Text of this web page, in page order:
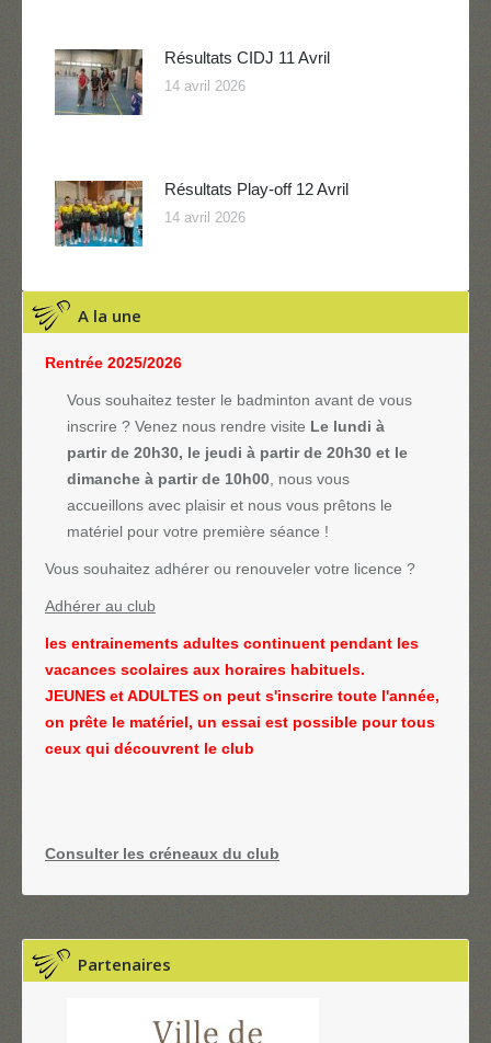
Résultats CIDJ 11 Avril
14 avril 2026
Résultats Play-off 12 Avril
14 avril 2026
A la une
Rentrée 2025/2026
Vous souhaitez tester le badminton avant de vous
inscrire ? Venez nous rendre visite Le lundi à
partir de 20h30, le jeudi à partir de 20h30 et le
dimanche à partir de 10h00 , nous vous
accueillons avec plaisir et nous vous prêtons le
matériel pour votre première séance !
Vous souhaitez adhérer ou renouveler votre licence ?
Adhérer au club
les entrainements adultes continuent pendant les
vacances scolaires aux horaires habituels.
JEUNES et ADULTES on peut s'inscrire toute l'année,
on prête le matériel, un essai est possible pour tous
ceux qui découvrent le club
Consulter les créneaux du club
Partenaires